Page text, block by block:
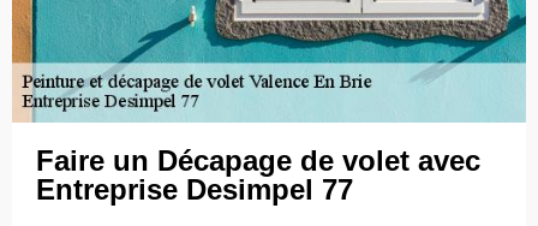
Faire un Décapage de volet avec
Entreprise Desimpel 77